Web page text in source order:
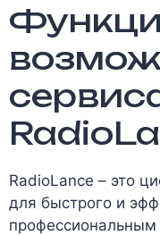
RadioLance – это
для быстрого и
профессиональным